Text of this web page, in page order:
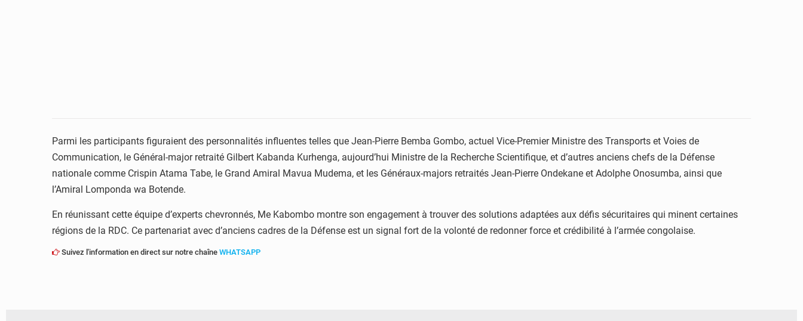
Parmi les participants figuraient des personnalités influentes telles que Jean-Pierre Bemba Gombo, actuel Vice-Premier Ministre des Transports et Voies de
Communication, le Général-major retraité Gilbert Kabanda Kurhenga, aujourd’hui Ministre de la Recherche Scientifique, et d’autres anciens chefs de la Défense
nationale comme Crispin Atama Tabe, le Grand Amiral Mavua Mudema, et les Généraux-majors retraités Jean-Pierre Ondekane et Adolphe Onosumba, ainsi que
l’Amiral Lomponda wa Botende.
En réunissant cette équipe d’experts chevronnés, Me Kabombo montre son engagement à trouver des solutions adaptées aux défis sécuritaires qui minent certaines
régions de la RDC. Ce partenariat avec d’anciens cadres de la Défense est un signal fort de la volonté de redonner force et crédibilité à l’armée congolaise.
Suivez l'information en direct sur notre chaîne WHATSAPP